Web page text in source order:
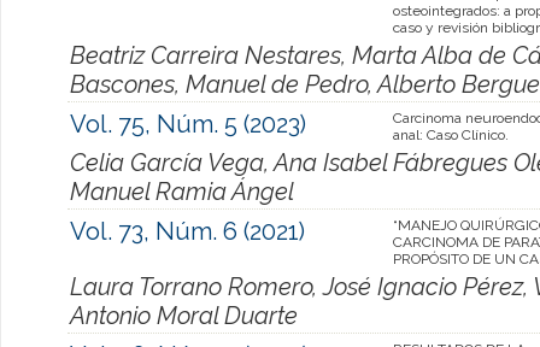
osteointegrados: a
caso y revisión
Beatriz Carreira Nestares, Marta Alba de
Bascones, Manuel de Pedro, Alberto
Vol. 75, Núm. 5 (2023)
Carcinoma
anal: Caso Clínico.
Celia García Vega, Ana Isabel Fábregues
Manuel Ramia Ángel
Vol. 73, Núm. 6 (2021)
“MANEJO
CARCINOMA DE
PROPÓSITO DE UN
Laura Torrano Romero, José Ignacio Pérez,
Antonio Moral Duarte